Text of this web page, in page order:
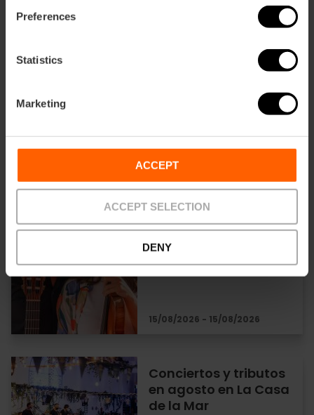
Preferences
Statistics
Marketing
ACCEPT
ACCEPT SELECTION
DENY
03/08/2026 - 08/08/2026
Noches de flamenco
11/08/2026 - 11/08/2026
Ciclo de
«Microconciertos» en
CaixaForum València
15/08/2026 - 15/08/2026
Conciertos y tributos
en agosto en La Casa
de la Mar